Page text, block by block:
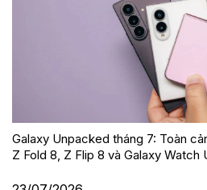
Galaxy Unpacked tháng 7: Toàn
Z Fold 8, Z Flip 8 và Galaxy Watch